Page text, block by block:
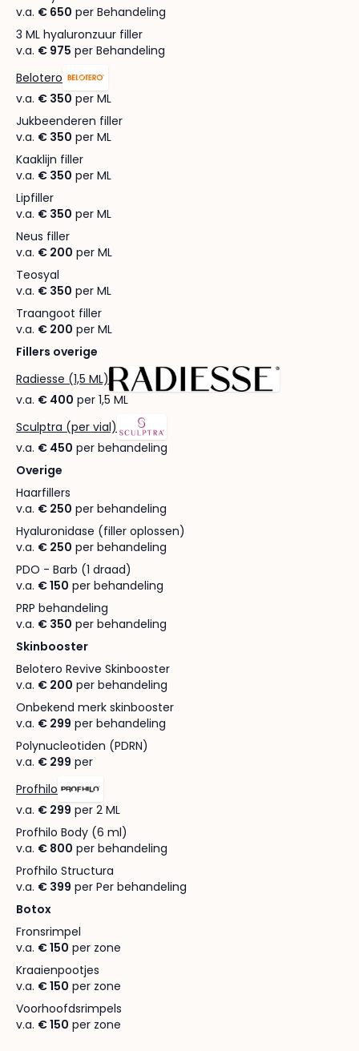
v.a. € 650 per Behandeling
3 ML hyaluronzuur filler
v.a. € 975 per Behandeling
Belotero
v.a. € 350 per ML
Jukbeenderen filler
v.a. € 350 per ML
Kaaklijn filler
v.a. € 350 per ML
Lipfiller
v.a. € 350 per ML
Neus filler
v.a. € 200 per ML
Teosyal
v.a. € 350 per ML
Traangoot filler
v.a. € 200 per ML
Fillers overige
Radiesse (1,5 ML)
v.a. € 400 per 1,5 ML
Sculptra (per vial)
v.a. € 450 per behandeling
Overige
Haarfillers
v.a. € 250 per behandeling
Hyaluronidase (filler oplossen)
v.a. € 250 per behandeling
PDO - Barb (1 draad)
v.a. € 150 per behandeling
PRP behandeling
v.a. € 350 per behandeling
Skinbooster
Belotero Revive Skinbooster
v.a. € 200 per behandeling
Onbekend merk skinbooster
v.a. € 299 per behandeling
Polynucleotiden (PDRN)
v.a. € 299 per
Profhilo
v.a. € 299 per 2 ML
Profhilo Body (6 ml)
v.a. € 800 per behandeling
Profhilo Structura
v.a. € 399 per Per behandeling
Botox
Fronsrimpel
v.a. € 150 per zone
Kraaienpootjes
v.a. € 150 per zone
Voorhoofdsrimpels
v.a. € 150 per zone